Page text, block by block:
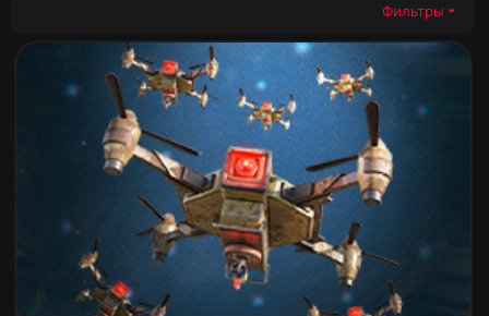
Фильтры